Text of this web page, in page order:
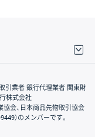
引業者 銀行代理業者 関東財
株式会社
協会、日本商品先物取引協会
）のメンバーです。